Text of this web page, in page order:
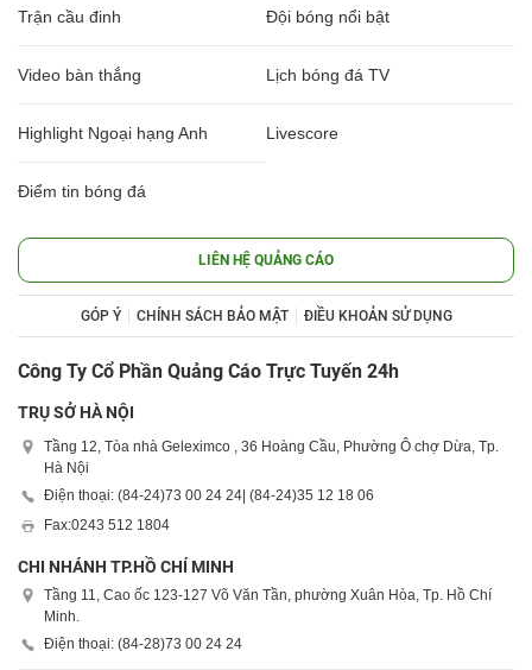
Trận cầu đinh Đội bóng nổi bật
Video bàn thắng Lịch bóng đá TV
Highlight Ngoại hạng Anh Livescore
Điểm tin bóng đá
LIÊN HỆ QUẢNG CÁO
GÓP Ý CHÍNH SÁCH BẢO MẬT ĐIỀU KHOẢN SỬ DỤNG
Công Ty Cổ Phần Quảng Cáo Trực Tuyến 24h
TRỤ SỞ HÀ NỘI
Tầng 12, Tòa nhà Geleximco , 36 Hoàng Cầu, Phường Ô chợ Dừa, Tp.
Hà Nội
Điện thoại: (84-24)73 00 24 24| (84-24)35 12 18 06
Fax:0243 512 1804
CHI NHÁNH TP.HỒ CHÍ MINH
Tầng 11, Cao ốc 123-127 Võ Văn Tần, phường Xuân Hòa, Tp. Hồ Chí
Minh.
Điện thoại: (84-28)73 00 24 24